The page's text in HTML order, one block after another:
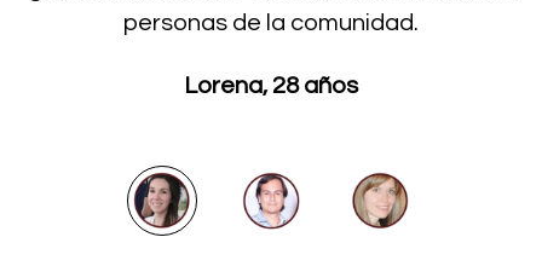
personas de la comunidad.
Lorena, 28 años